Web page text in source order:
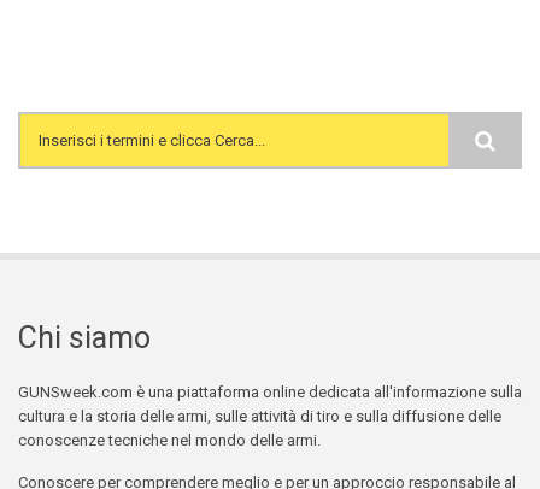
Search form
Chi siamo
GUNSweek.com è una piattaforma online dedicata all'informazione sulla
cultura e la storia delle armi, sulle attività di tiro e sulla diffusione delle
conoscenze tecniche nel mondo delle armi.
Conoscere per comprendere meglio e per un approccio responsabile al